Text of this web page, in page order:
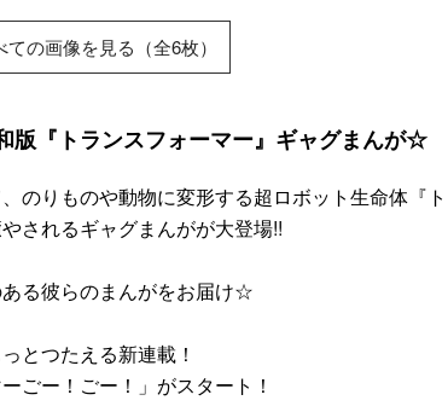
ての画像を見る（全6枚）
『トランスフォーマー』ギャグまんが☆
のりものや動物に変形する超ロボット生命体『ト
されるギャグまんがが大登場!!
る彼らのまんがをお届け☆
とつたえる新連載！
ごー！ごー！」がスタート！